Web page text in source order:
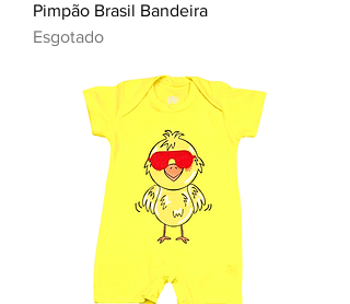
Pimpão Brasil Bandeira
Esgotado